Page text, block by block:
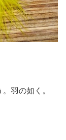
羽の如く。